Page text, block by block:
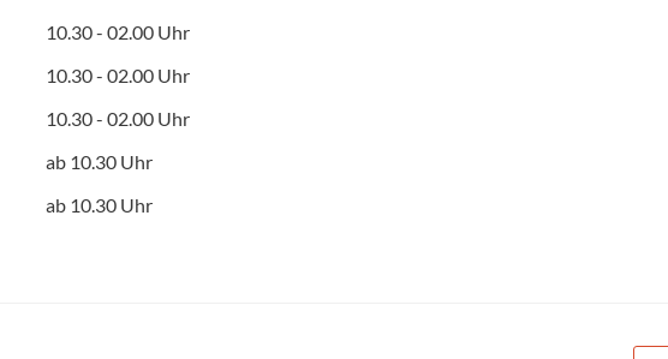
10.30 - 02.00 Uhr
10.30 - 02.00 Uhr
10.30 - 02.00 Uhr
ab 10.30 Uhr
ab 10.30 Uhr